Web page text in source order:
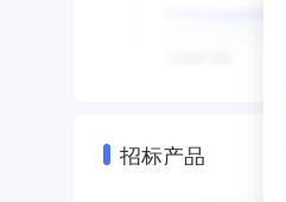
招标产品